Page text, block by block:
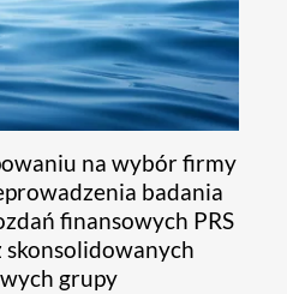
na wybór firmy
badania
finansowych PRS
skonsolidowanych
grupy